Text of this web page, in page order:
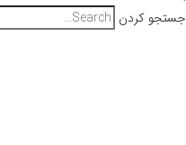
جستجو کردن